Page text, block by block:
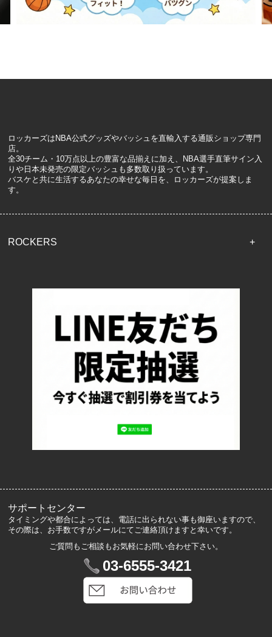
ロッカーズはNBA公式グッズやバッシュを直輸入する通販ショップ専門
店。
全30チーム・10万点以上の豊富な品揃えに加え、NBA選手直筆サイン入
りや日本未発売の限定バッシュも多数取り扱っています。
バスケと共に生活するあなたの幸せな毎日を、ロッカーズが提案しま
す。
ROCKERS
配送・送料について
お支払い方法について
特定商取引法に基づく表記
プライバシーポリシー
ロッカーズについて
サポートセンター
タイミングや都合によっては、電話に出られない事も御座いますので、
その際は、お手数ですがメールにてご連絡頂けますと幸いです。
ご質問もご相談もお気軽にお問い合わせ下さい。
03-6555-3421